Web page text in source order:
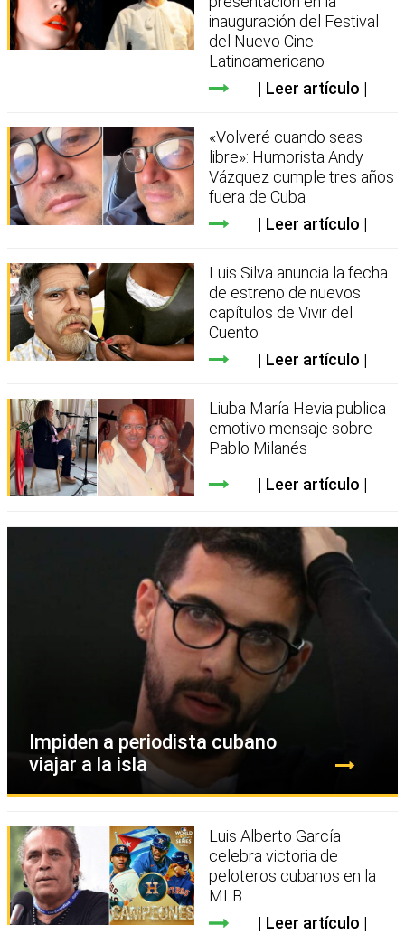
inauguración del Festival
del Nuevo Cine
Latinoamericano
Leer artículo
«Volveré cuando seas
libre»: Humorista Andy
Vázquez cumple tres años
fuera de Cuba
Leer artículo
Luis Silva anuncia la fecha
de estreno de nuevos
capítulos de Vivir del
Cuento
Leer artículo
Liuba María Hevia publica
emotivo mensaje sobre
Pablo Milanés
Leer artículo
Impiden a periodista cubano
viajar a la isla
Luis Alberto García
celebra victoria de
peloteros cubanos en la
MLB
Leer artículo